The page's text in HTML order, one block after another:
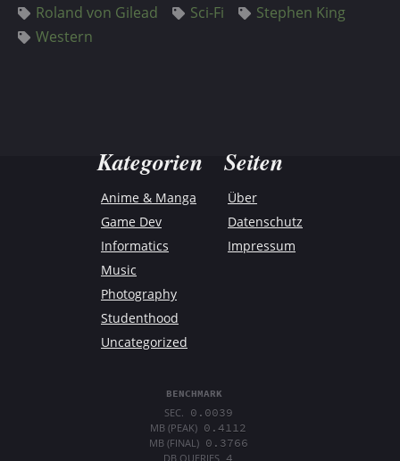
Roland von Gilead
Sci-Fi
Stephen King
Western
Kategorien
Anime & Manga
Game Dev
Informatics
Music
Photography
Studenthood
Uncategorized
Seiten
Über
Datenschutz
Impressum
BENCHMARK
SEC. 0.0039
MB (PEAK) 0.4112
MB (FINAL) 0.3766
DB QUERIES